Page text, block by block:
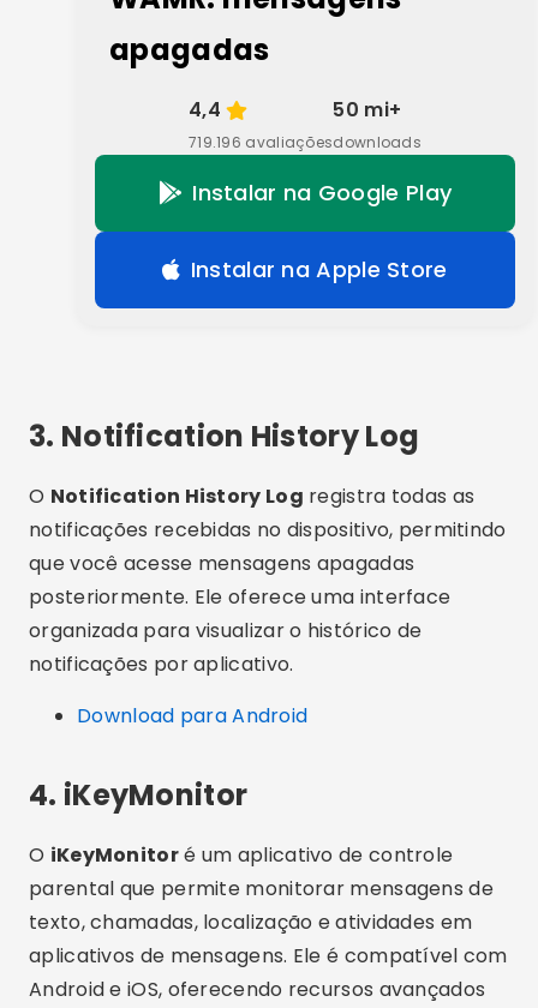
apagadas
4,4
719.196 avaliações
50 mi+
downloads
Instalar na Google Play
Instalar na Apple Store
3. Notification History Log
O Notification History Log registra todas as
notificações recebidas no dispositivo, permitindo
que você acesse mensagens apagadas
posteriormente. Ele oferece uma interface
organizada para visualizar o histórico de
notificações por aplicativo.
Download para Android
4. iKeyMonitor
O iKeyMonitoré um aplicativo de controle
parental que permite monitorar mensagens de
texto, chamadas, localização e atividades em
aplicativos de mensagens. Ele é compatível com
Android e iOS, oferecendo recursos avançados